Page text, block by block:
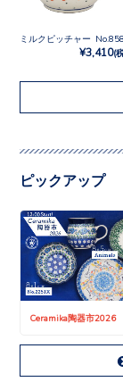
ミルクピッチャー No.858
¥3,410(
ピックアップ
Ceramika陶器市2026